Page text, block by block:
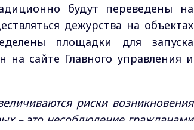
будут переведены на
дежурства на объектах
площадки для запуска
сайте Главного управления и
риски возникновения
– это несоблюдение гражданами